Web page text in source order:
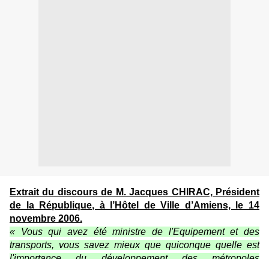
Extrait du discours de M. Jacques CHIRAC, Président
de la République, à l’Hôtel de Ville d’Amiens, le 14
novembre 2006.
« Vous qui avez été ministre de l'Equipement et des
transports, vous savez mieux que quiconque quelle est